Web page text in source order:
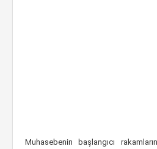
Muhasebenin başlangıcı